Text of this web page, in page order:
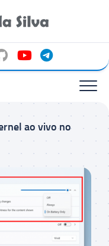
ao vivo no